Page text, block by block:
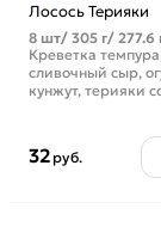
Лосось Терияки
8 шт/ 305 г/ 277.6
Креветка
сливочный сыр,
кунжут, терияки
32 руб.